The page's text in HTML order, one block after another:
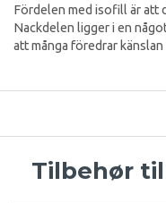
Fördelen med isofill är att
Nackdelen ligger i en
att många föredrar
Tilbehør